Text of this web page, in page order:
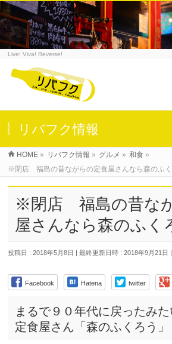
Live! Viva! Reverse!
リバフク情報
HOME » リバフク情報 » グルメ » 和食 »
※閉店 福島の昔ながらの定食屋さんなら森のふく
※閉店 福島の昔な
屋さんなら森のふく
投稿日 : 2018年5月8日 最終更新日時 : 2018年9月21日
Facebook Hatena twitter
まるで９０年代に戻ったみ
定食屋さん「森のふくろう」